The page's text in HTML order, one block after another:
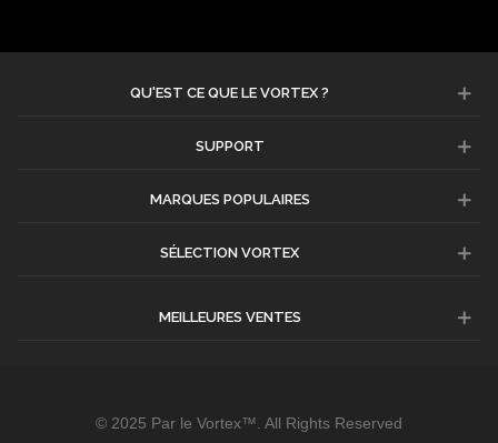
QU'EST CE QUE LE VORTEX ?
SUPPORT
MARQUES POPULAIRES
SÉLECTION VORTEX
MEILLEURES VENTES
© 2025 Par le Vortex™. All Rights Reserved